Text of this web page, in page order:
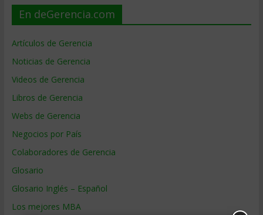
En deGerencia.com
Artículos de Gerencia
Noticias de Gerencia
Videos de Gerencia
Libros de Gerencia
Webs de Gerencia
Negocios por País
Colaboradores de Gerencia
Glosario
Glosario Inglés – Español
Los mejores MBA